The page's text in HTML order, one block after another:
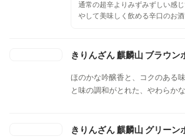
通常の超辛よりみずみずしい感
やして美味しく飲める辛口のお
たが、今年から720ml瓶がline up
きりんざん 麒麟山 ブラウン
ほのかな吟醸香と、コクのある
と味の調和がとれた、やわらか
な香りが一層引き立ちます。
きりんざん 麒麟山 グリーン